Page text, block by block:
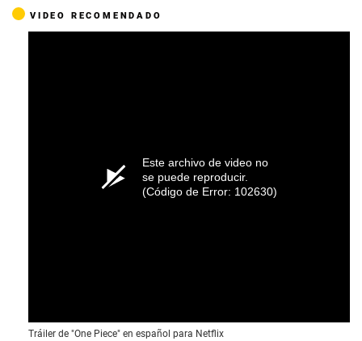
VIDEO RECOMENDADO
Este archivo de video no
se puede reproducir.
(Código de Error: 102630)
Tráiler de "One Piece" en español para Netflix